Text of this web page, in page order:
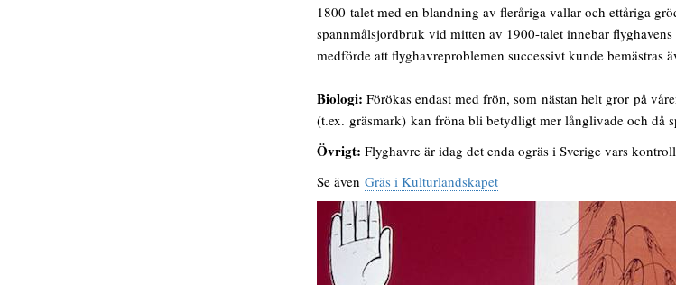
1800-talet med en blandning av fleråriga vallar och ettåriga
spannmålsjordbruk vid mitten av 1900-talet innebar
medförde att flyghavreproblemen successivt kunde bemästras
Biologi: Förökas endast med frön, som nästan helt gror på
(t.ex. gräsmark) kan fröna bli betydligt mer långlivade och då
Övrigt: Flyghavre är idag det enda ogräs i Sverige vars
Se även Gräs i Kulturlandskapet